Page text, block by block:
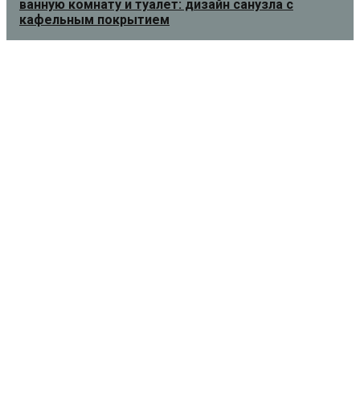
ванную комнату и туалет: дизайн санузла с
кафельным покрытием